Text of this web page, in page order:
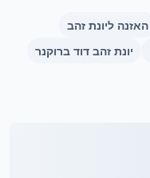
האזנה ליונת זהב
יונת זהב דוד ברוקנר